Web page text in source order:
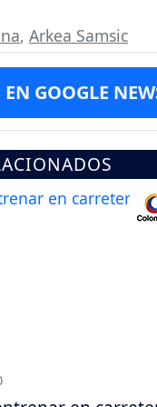
, Arkea Samsic
GOOGLE